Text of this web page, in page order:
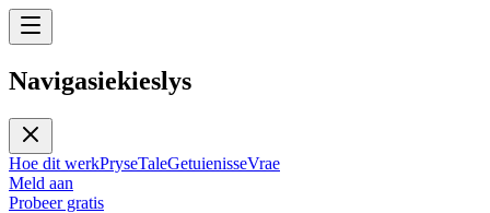
Navigasiekieslys
Hoe dit werkPryseTaleGetuienisseVrae
Meld aan
Probeer gratis